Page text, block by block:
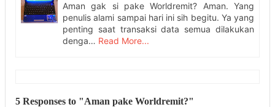
Aman gak si pake Worldremit? Aman. Yang
penulis alami sampai hari ini sih begitu. Ya yang
penting saat transaksi data semua dilakukan
denga… Read More...
5 Responses to "Aman pake Worldremit?"